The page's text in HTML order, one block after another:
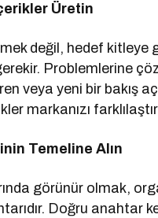
Üretin
değil, hedef kitleye
Problemlerine
veya yeni bir bakış
markanızı
Temeline Alın
görünür olmak,
Doğru anahtar